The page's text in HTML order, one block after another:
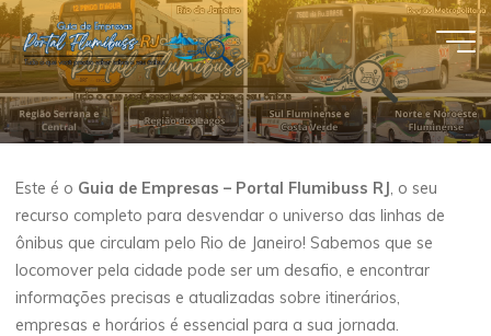
Pular
para
o
conteúdo
Guia de
Empresas
- Portal
Este é o Guia de Empresas – Portal Flumibuss RJ , o seu
recurso completo para desvendar o universo das linhas de
ônibus que circulam pelo Rio de Janeiro! Sabemos que se
locomover pela cidade pode ser um desafio, e encontrar
informações precisas e atualizadas sobre itinerários,
empresas e horários é essencial para a sua jornada.